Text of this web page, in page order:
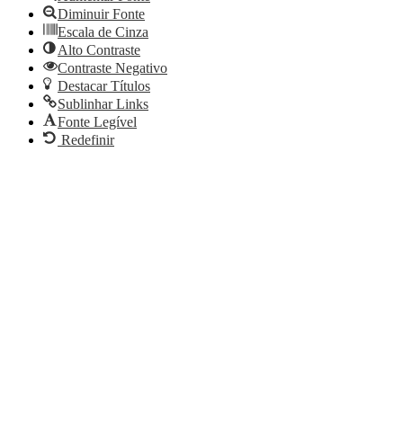
Diminuir Fonte
Escala de Cinza
Alto Contraste
Contraste Negativo
Destacar Títulos
Sublinhar Links
Fonte Legível
Redefinir